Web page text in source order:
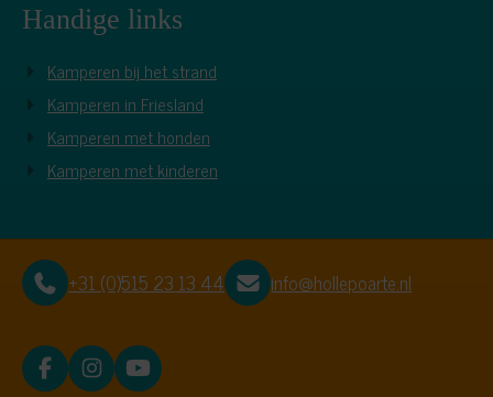
Handige links
Kamperen bij het strand
Kamperen in Friesland
Kamperen met honden
Kamperen met kinderen
+31 (0)515 23 13 44 info@hollepoarte.nl